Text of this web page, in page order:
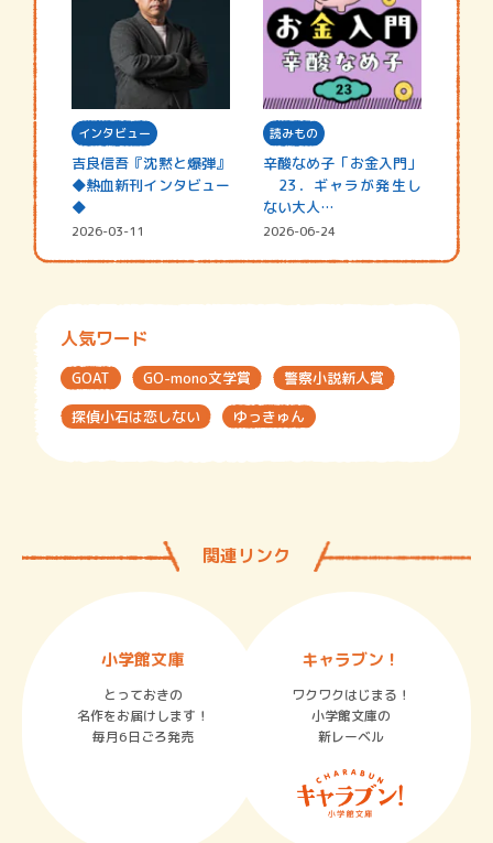
インタビュー
吉良信吾『沈黙と爆弾』
◆熱血新刊インタビュー
◆
2026-03-11
読みもの
辛酸なめ子「お金入門」
23．ギャラが発生し
ない大人…
2026-06-24
人気ワード
GOAT GO-mono文学賞
警察小説新人賞
探偵小石は恋しない
ゆっきゅん
関連リンク
小学館文庫
とっておきの
名作をお届けします！
毎月6日ごろ発売
キャラブン！
ワクワクはじまる！
小学館文庫の
新レーベル